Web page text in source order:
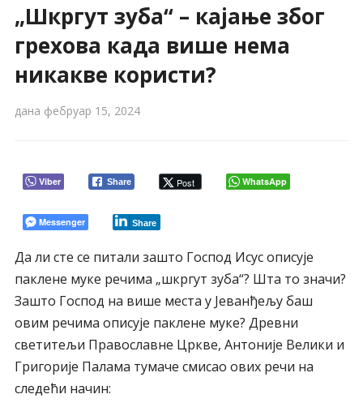
„Шкргут зуба“ – кајање због
грехова када више нема
никакве користи?
дана фебруар 15, 2024
Viber Share Post WhatsApp
Messenger Share
Да ли сте се питали зашто Господ Исус описује
паклене муке речима „шкргут зуба“? Шта то значи?
Зашто Господ на више места у Јеванђељу баш
овим речима описује паклене муке? Древни
светитељи Православне Цркве, Антоније Велики и
Григорије Палама тумаче смисао ових речи на
следећи начин: